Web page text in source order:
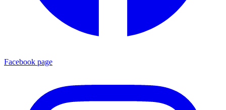
Facebook page